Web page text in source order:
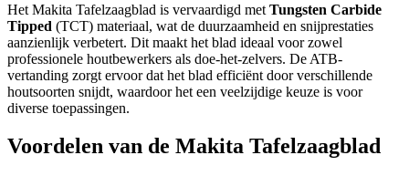
Het Makita Tafelzaagblad is vervaardigd met Tungsten Carbide
Tipped (TCT) materiaal, wat de duurzaamheid en snijprestaties
aanzienlijk verbetert. Dit maakt het blad ideaal voor zowel
professionele houtbewerkers als doe-het-zelvers. De ATB-
vertanding zorgt ervoor dat het blad efficiënt door verschillende
houtsoorten snijdt, waardoor het een veelzijdige keuze is voor
diverse toepassingen.
Voordelen van de Makita Tafelzaagblad